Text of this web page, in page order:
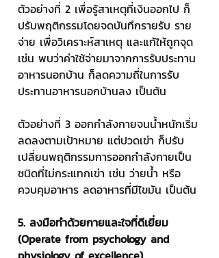
ตัวอย่างที่ 2 เพื่อรู้สาเหตุที่เงินออกไป ก็
ปรับพฤติกรรมโดยจดบันทึกรายรับ ราย
จ่าย เพื่อวิเคราะห์สาเหตุ และแก้ให้ถูกจุด
เช่น พบว่าค่าใช้จ่ายมาจากการรับประทาน
อาหารนอกบ้าน ก็ลดความถี่ในการรับ
ประทานอาหารนอกบ้านลง เป็นต้น
ตัวอย่างที่ 3 ออกกำลังกายจนน้ำหนักเริ่ม
ลดลงตามเป้าหมาย แต่ปวดเข่า ก็ปรับ
เปลี่ยนพฤติกรรมการออกกำลังกายเป็น
ชนิดที่ไม่กระแทกเข่า เช่น ว่ายน้ำ หรือ
ควบคุมอาหาร ลดอาหารที่มีไขมัน เป็นต้น
5. ลงมือทำด้วยกายและใจที่ดีเยี่ยม
(Operate from psychology and